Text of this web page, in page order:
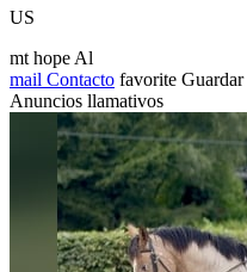
US
mt hope Al
mail Contacto favorite Guardar
Anuncios llamativos